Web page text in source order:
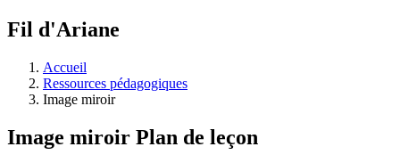
Fil d'Ariane
Accueil
Ressources pédagogiques
Image miroir
Image miroir Plan de leçon